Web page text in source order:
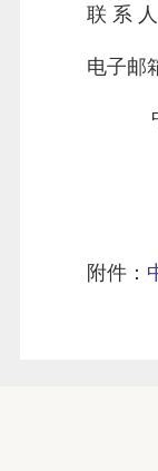
联 系
电子邮
附件：